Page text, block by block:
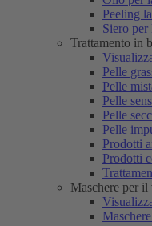
Peeling
Siero per
Trattamento in
Pelle
Pelle
Pelle
Pelle
Pelle
Prodotti
Prodotti
Maschere per il